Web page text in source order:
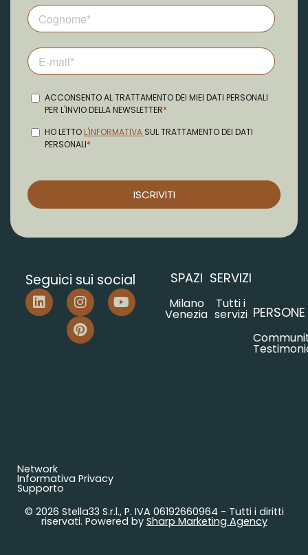
Seguici sui social SPAZI
Milano
Venezia
SERVIZI
Tutti i
servizi PERSONE
© 2026 Stella33 S.r.l., P. IVA 06192660964 - Tutti i diritti
riservati. Powered by Sharp Marketing Agency
Network
Informativa Privacy
Supporto